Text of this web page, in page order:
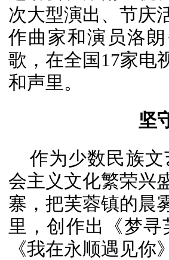
次大型演出、节庆
作曲家和演员洛
歌，在全国17家电
和声里。
坚
作为少数民族
会主义文化繁荣兴
寨，把芙蓉镇的晨
里，创作出《梦
《我在永顺遇见